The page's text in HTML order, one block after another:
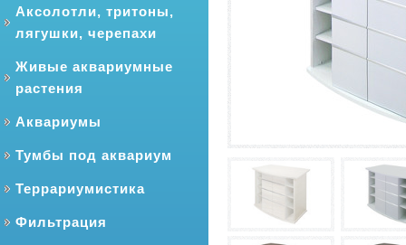
Аксолотли, тритоны,
лягушки, черепахи
Живые аквариумные
растения
Аквариумы
Тумбы под аквариум
Террариумистика
Фильтрация